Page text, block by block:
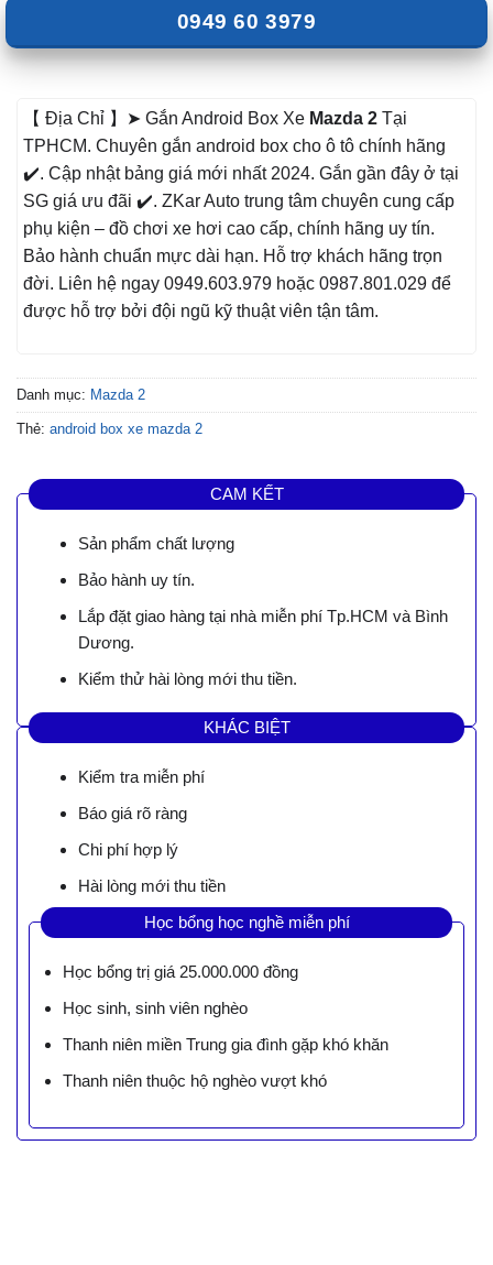
0949 60 3979
【 Địa Chỉ 】➤ Gắn Android Box Xe Mazda 2 Tại
TPHCM. Chuyên gắn android box cho ô tô chính hãng
✔️. Cập nhật bảng giá mới nhất 2024. Gắn gần đây ở tại
SG giá ưu đãi ✔️. ZKar Auto trung tâm chuyên cung cấp
phụ kiện – đồ chơi xe hơi cao cấp, chính hãng uy tín.
Bảo hành chuẩn mực dài hạn. Hỗ trợ khách hãng trọn
đời. Liên hệ ngay 0949.603.979 hoặc 0987.801.029 để
được hỗ trợ bởi đội ngũ kỹ thuật viên tận tâm.
Danh mục: Mazda 2
Thẻ: android box xe mazda 2
CAM KẾT
Sản phẩm chất lượng
Bảo hành uy tín.
Lắp đặt giao hàng tại nhà miễn phí Tp.HCM và Bình
Dương.
Kiểm thử hài lòng mới thu tiền.
KHÁC BIỆT
Kiểm tra miễn phí
Báo giá rõ ràng
Chi phí hợp lý
Hài lòng mới thu tiền
Học bổng học nghề miễn phí
Học bổng trị giá 25.000.000 đồng
Học sinh, sinh viên nghèo
Thanh niên miền Trung gia đình gặp khó khăn
Thanh niên thuộc hộ nghèo vượt khó